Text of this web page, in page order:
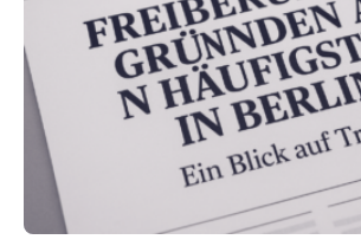
Versicherungsvertreter*innen und -
Ergebnis: Deutlich mehr als die Hälfte
über 50 Jahre alt und wird in den
Nachfolgeregelung benötigen. Aber
bereits Regelungen…